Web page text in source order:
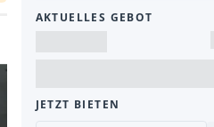
AKTUELLES GEBOT
JETZT BIETEN